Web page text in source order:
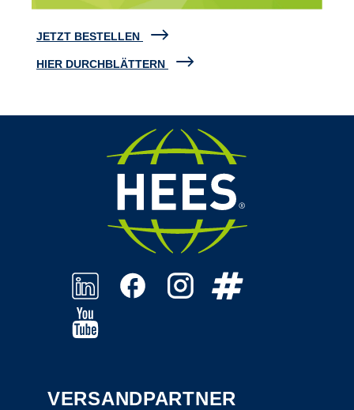
JETZT BESTELLEN
HIER DURCHBLÄTTERN
VERSANDPARTNER